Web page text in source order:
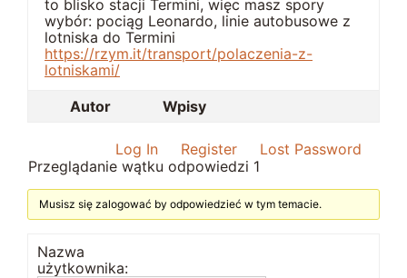
to blisko stacji Termini, więc masz spory
wybór: pociąg Leonardo, linie autobusowe z
lotniska do Termini
https://rzym.it/transport/polaczenia-z-
lotniskami/
Autor
Wpisy
Log In Register
Lost Password
Przeglądanie wątku odpowiedzi 1
Musisz się zalogować by odpowiedzieć w tym temacie.
Nazwa
użytkownika: